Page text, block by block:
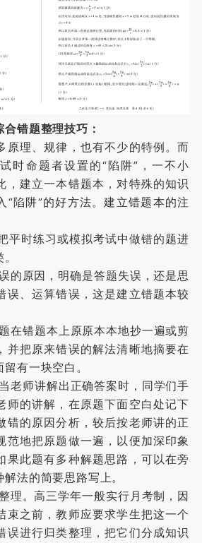
错题整理技巧：
理、规律，也有不少的特例。而
时命题者设置的“陷阱”，一不小
，建立一本错题本，对特殊的知识
“陷阱”的好方法。建立错题本的注
时练习或模拟考试中做错的题进
原因，明确是答题失误，还是思
误、运算错误，这是建立错题本较
错题本上原原本本地抄一遍或剪
并把原来错误的解法清晰地摘要在
有一块空白。
师讲解出正确答案时，同学们手
师的讲解，在原题下面空白处记下
错的原因分析，较后按老师讲的正
范地把原题做一遍，以便加深印象
果此题有多种解题思路，可以在旁
法的简要思路写上。
。高三学年一般实行月考制，因
束之前，教师应要求学生把这一个
误进行归类整理，把它们分成知识